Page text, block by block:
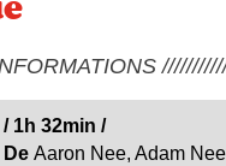
/1h 32min /
De Aaron Nee, Adam Nee